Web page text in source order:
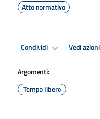
Atto normativo
Condividi Vedi azioni
Argomenti:
Tempo libero